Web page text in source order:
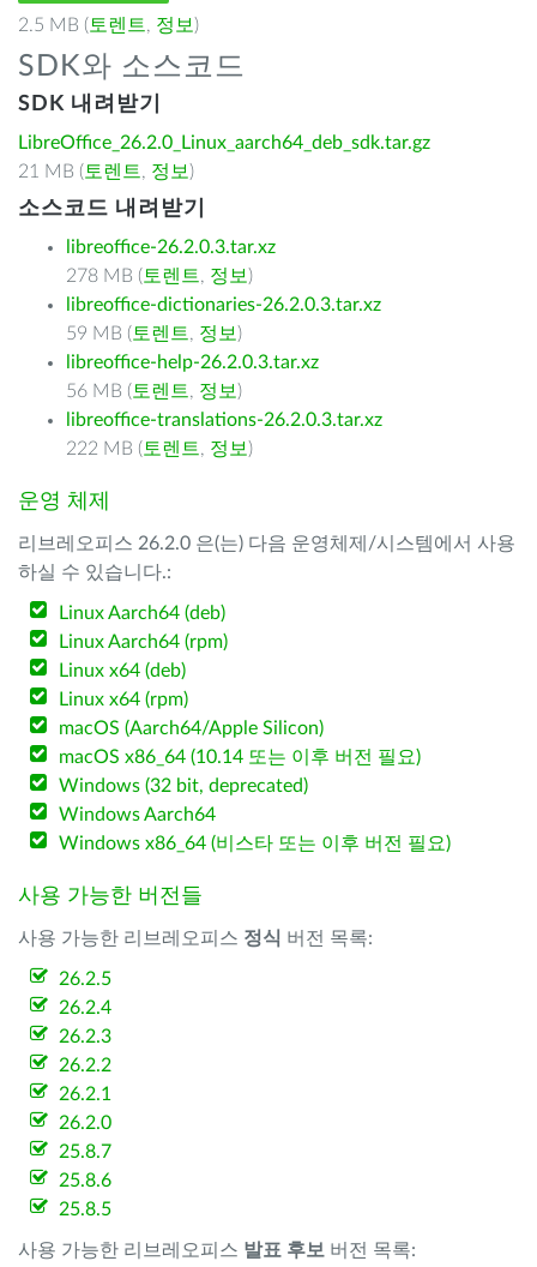
2.5 MB ( 토렌트, 정보 )
SDK와 소스코드
SDK 내려받기
LibreOffice_26.2.0_Linux_aarch64_deb_sdk.tar.gz
21 MB ( 토렌트, 정보 )
소스코드 내려받기
libreoffice-26.2.0.3.tar.xz
278 MB ( 토렌트, 정보 )
libreoffice-dictionaries-26.2.0.3.tar.xz
59 MB ( 토렌트, 정보 )
libreoffice-help-26.2.0.3.tar.xz
56 MB ( 토렌트, 정보 )
libreoffice-translations-26.2.0.3.tar.xz
222 MB ( 토렌트, 정보 )
운영 체제
리브레오피스 26.2.0 은(는) 다음 운영체제/시스템에서 사용
하실 수 있습니다.:
Linux Aarch64 (deb)
Linux Aarch64 (rpm)
Linux x64 (deb)
Linux x64 (rpm)
macOS (Aarch64/Apple Silicon)
macOS x86_64 (10.14 또는 이후 버전 필요)
Windows (32 bit, deprecated)
Windows Aarch64
Windows x86_64 (비스타 또는 이후 버전 필요)
사용 가능한 버전들
사용 가능한 리브레오피스 정식 버전 목록:
26.2.5
26.2.4
26.2.3
26.2.2
26.2.1
26.2.0
25.8.7
25.8.6
25.8.5
사용 가능한 리브레오피스 발표 후보 버전 목록: